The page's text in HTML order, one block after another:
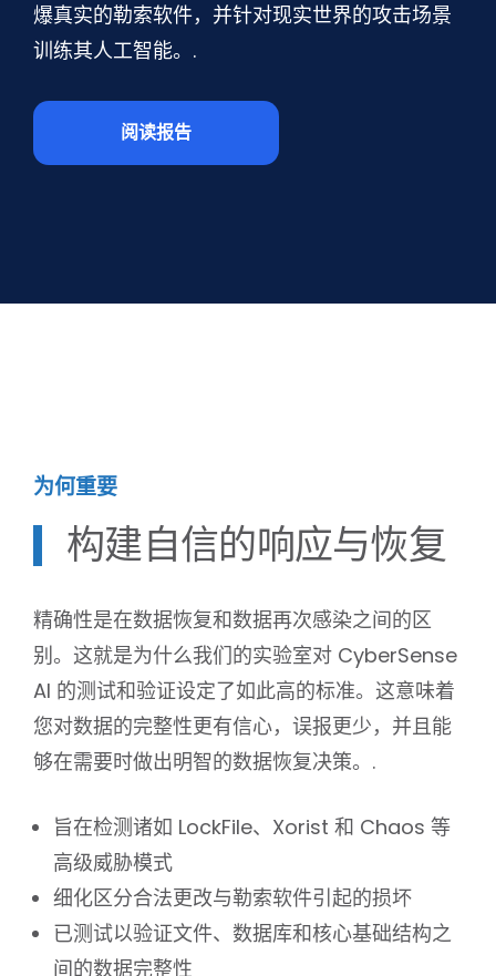
爆真实的勒索软件，并针对现实世界的攻击场景
训练其人工智能。.
阅读报告
为何重要
构建自信的响应与恢复
精确性是在数据恢复和数据再次感染之间的区
别。这就是为什么我们的实验室对 CyberSense
AI 的测试和验证设定了如此高的标准。这意味着
您对数据的完整性更有信心，误报更少，并且能
够在需要时做出明智的数据恢复决策。.
旨在检测诸如 LockFile、Xorist 和 Chaos 等
高级威胁模式
细化区分合法更改与勒索软件引起的损坏
已测试以验证文件、数据库和核心基础结构之